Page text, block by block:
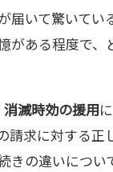
いて驚いてい
がある程度で、
消滅時効の援用
求に対する正
の違いについ